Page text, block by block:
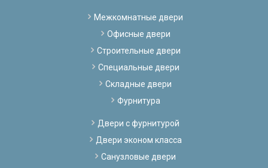
Межкомнатные двери
Офисные двери
Строительные двери
Специальные двери
Складные двери
Фурнитура
Двери с фурнитурой
Двери эконом класса
Санузловые двери